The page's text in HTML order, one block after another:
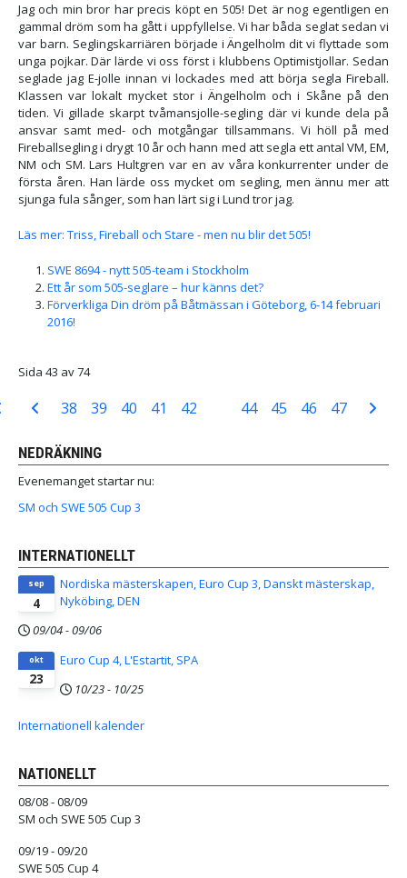
Jag och min bror har precis köpt en 505! Det är nog egentligen en
gammal dröm som ha gått i uppfyllelse. Vi har båda seglat sedan vi
var barn. Seglingskarriären började i Ängelholm dit vi flyttade som
unga pojkar. Där lärde vi oss först i klubbens Optimistjollar. Sedan
seglade jag E-jolle innan vi lockades med att börja segla Fireball.
Klassen var lokalt mycket stor i Ängelholm och i Skåne på den
tiden. Vi gillade skarpt tvåmansjolle-segling där vi kunde dela på
ansvar samt med- och motgångar tillsammans. Vi höll på med
Fireballsegling i drygt 10 år och hann med att segla ett antal VM, EM,
NM och SM. Lars Hultgren var en av våra konkurrenter under de
första åren. Han lärde oss mycket om segling, men ännu mer att
sjunga fula sånger, som han lärt sig i Lund tror jag.
Läs mer: Triss, Fireball och Stare - men nu blir det 505!
SWE 8694 - nytt 505-team i Stockholm
Ett år som 505-seglare – hur känns det?
Förverkliga Din dröm på Båtmässan i Göteborg, 6-14 februari
2016!
Sida 43 av 74
38 39 40 41 42 44 45 46 47
NEDRÄKNING
Evenemanget startar nu:
SM och SWE 505 Cup 3
INTERNATIONELLT
4
sep
Nordiska mästerskapen, Euro Cup 3, Danskt mästerskap,
Nyköbing, DEN
09/04-09/06
23
okt
Euro Cup 4, L'Estartit, SPA
10/23- 10/25
Internationell kalender
NATIONELLT
08/08 - 08/09
SM och SWE 505 Cup 3
09/19 - 09/20
SWE 505 Cup 4